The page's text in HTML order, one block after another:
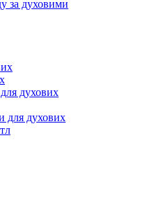
за духовими
духових
для духових